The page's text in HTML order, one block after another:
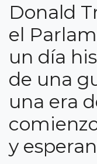
Donald
el
un día
de una
una era
y